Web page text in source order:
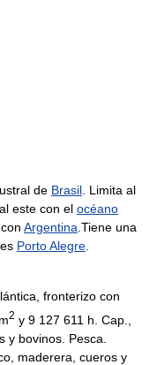
de Brasil . Limita al
, al este con el océano
Argentina .Tiene una
Porto Alegre
fronterizo con
2 y 9 127 611 h. Cap.,
y bovinos. Pesca.
maderera, cueros y